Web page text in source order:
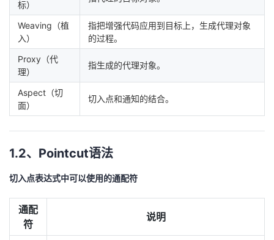
者
学
堂
我
的
我
证
实
的
支
持
我
的
技
术
持
我
的
云
建
标）
Weaving（植
入）
指把增强代码应用到目标上，生成代理对象
的过程。
Proxy（代
理）
指生成的代理对象。
Aspect（切
面）
切入点和通知的结合。
1.2、Pointcut语法
切入点表达式中可以使用的通配符
通配
符
说明